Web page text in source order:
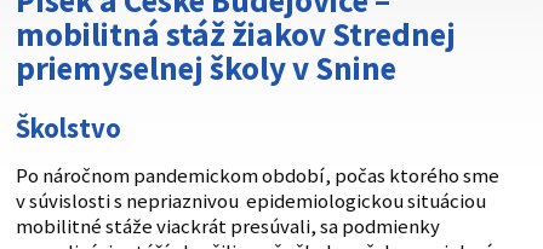
mobilitná stáž žiakov Strednej
priemyselnej školy v Snine
Školstvo
Po náročnom pandemickom období, počas ktorého sme
v súvislosti s nepriaznivou epidemiologickou situáciou
mobilitné stáže viackrát presúvali, sa podmienky